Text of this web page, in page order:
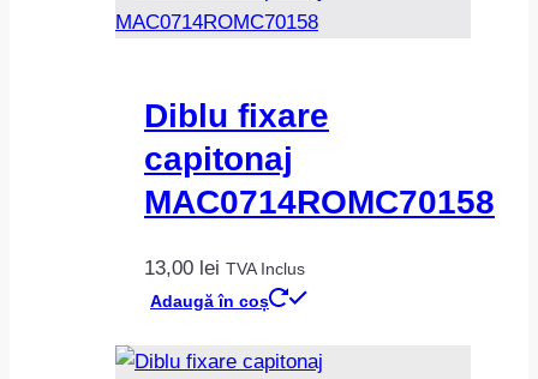
Diblu fixare
capitonaj
MAC0714ROMC70158
13,00 lei TVA Inclus
Adaugă în coș